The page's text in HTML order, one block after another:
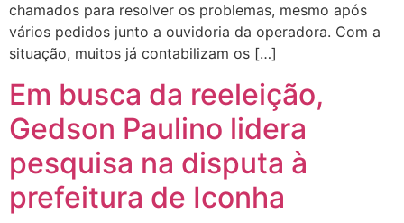
chamados para resolver os problemas, mesmo após
vários pedidos junto a ouvidoria da operadora. Com a
situação, muitos já contabilizam os […]
Em busca da reeleição,
Gedson Paulino lidera
pesquisa na disputa à
prefeitura de Iconha